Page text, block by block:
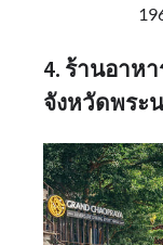
4. ร้านอาห
จังหวัดพระ